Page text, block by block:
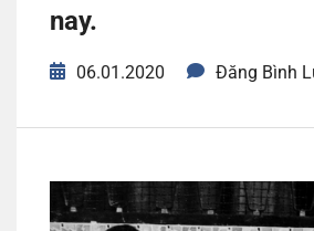
nay.
06.01.2020 Đăng Bình